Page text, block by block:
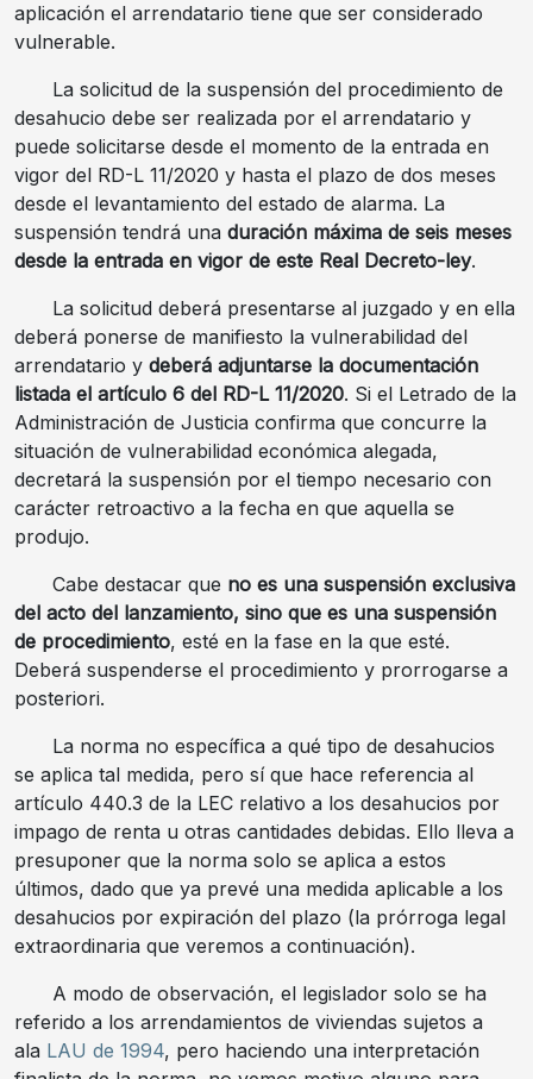
aplicación el arrendatario tiene que ser considerado
vulnerable.
La solicitud de la suspensión del procedimiento de
desahucio debe ser realizada por el arrendatario y
puede solicitarse desde el momento de la entrada en
vigor del RD-L 11/2020 y hasta el plazo de dos meses
desde el levantamiento del estado de alarma. La
suspensión tendrá una duración máxima de seis meses
desde la entrada en vigor de este Real Decreto-ley.
La solicitud deberá presentarse al juzgado y en ella
deberá ponerse de manifiesto la vulnerabilidad del
arrendatario y deberá adjuntarse la documentación
listada el artículo 6 del RD-L 11/2020. Si el Letrado de la
Administración de Justicia confirma que concurre la
situación de vulnerabilidad económica alegada,
decretará la suspensión por el tiempo necesario con
carácter retroactivo a la fecha en que aquella se
produjo.
Cabe destacar que no es una suspensión exclusiva
del acto del lanzamiento, sino que es una suspensión
de procedimiento, esté en la fase en la que esté.
Deberá suspenderse el procedimiento y prorrogarse a
posteriori.
La norma no específica a qué tipo de desahucios
se aplica tal medida, pero sí que hace referencia al
artículo 440.3 de la LEC relativo a los desahucios por
impago de renta u otras cantidades debidas. Ello lleva a
presuponer que la norma solo se aplica a estos
últimos, dado que ya prevé una medida aplicable a los
desahucios por expiración del plazo (la prórroga legal
extraordinaria que veremos a continuación).
A modo de observación, el legislador solo se ha
referido a los arrendamientos de viviendas sujetos a
ala LAU de 1994, pero haciendo una interpretación